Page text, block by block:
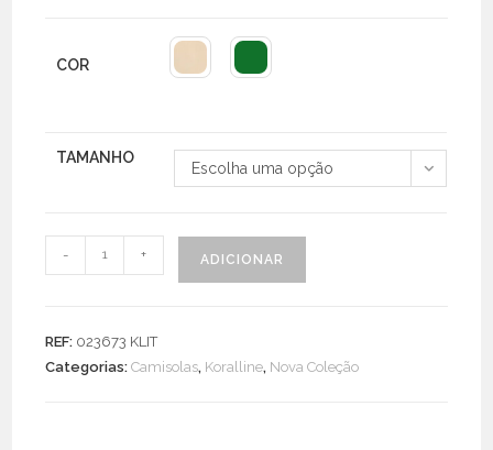
COR
TAMANHO
Escolha uma opção
Quantidade
de
- + ADICIONAR
REF: 023673 KLIT
Categorias:Camisolas, Koralline, Nova Coleção